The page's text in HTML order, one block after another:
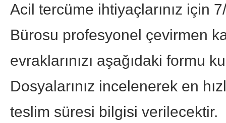
Acil tercüme ihtiyaçlarınız için
Bürosu profesyonel çevirmen
evraklarınızı aşağıdaki formu
Dosyalarınız incelenerek en
teslim süresi bilgisi verilecektir.